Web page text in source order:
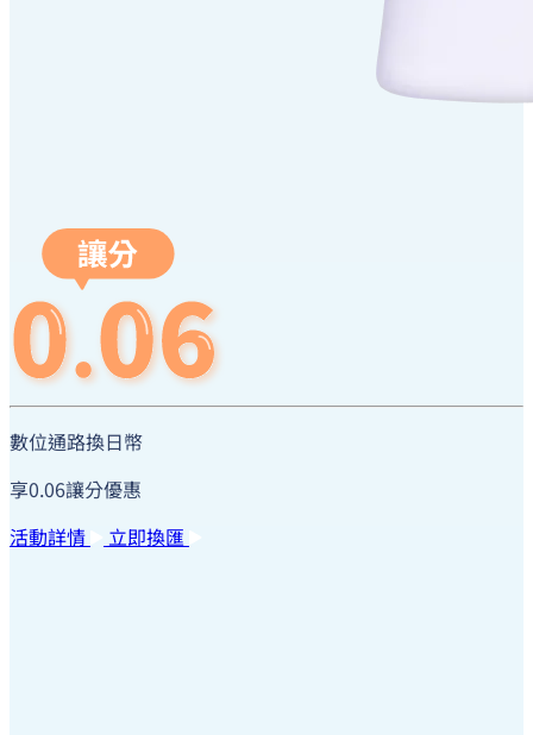
數位通路換日幣
享0.06讓分優惠
活動詳情
立即換匯